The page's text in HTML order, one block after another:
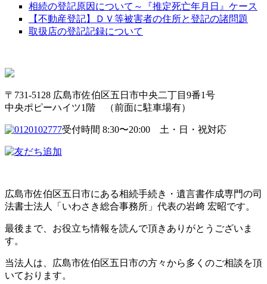
相続の登記原因について～『推定死亡年月日』ケース
【不動産登記】ＤＶ等被害者の住所と登記の諸問題
取扱店の登記記録について
〒731-5128 広島市佐伯区五日市中央二丁目9番1号
中央ポピーハイツ1階 （前面に駐車場有）
受付時間 8:30〜20:00 土・日・祝対応
広島市佐伯区五日市にある相続手続き・遺言書作成専門の司
法書士法人「いわさき総合事務所」代表の岩﨑 宏昭です。
最後まで、お役立ち情報を読んで頂きありがとうございま
す。
当法人は、広島市佐伯区五日市の方々から多くのご相談を頂
いております。